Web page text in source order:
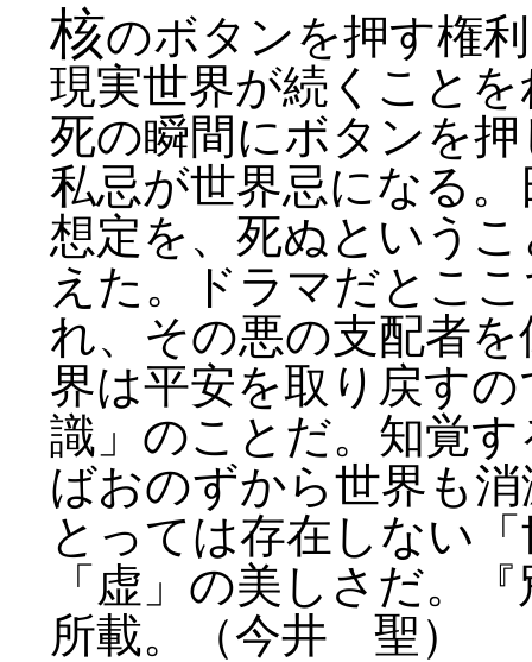
核のボタンを押す権
現実世界が続くこと
死の瞬間にボタンを
私忌が世界忌になる
想定を、死ぬという
えた。ドラマだとこ
れ、その悪の支配者
界は平安を取り戻す
識」のことだ。知覚
ばおのずから世界も
とっては存在しない
「虚」の美しさだ。
所載。（今井 聖）